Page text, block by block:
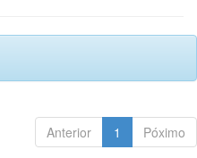
Anterior 1 Póximo